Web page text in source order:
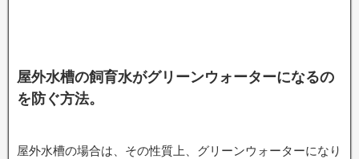
屋外水槽の飼育水がグリーンウォーターになるの
を防ぐ方法。
屋外水槽の場合は、その性質上、グリーンウォーターになり